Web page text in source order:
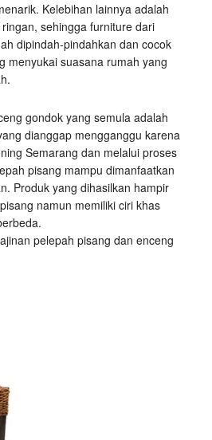
Kelebihan lainnya adalah
sehingga furniture dari
dipindah-pindahkan dan cocok
menyukai suasana rumah yang
gondok yang semula adalah
dianggap mengganggu karena
Semarang dan melalui proses
pisang mampu dimanfaatkan
Produk yang dihasilkan hampir
namun memiliki ciri khas
pelepah pisang dan enceng